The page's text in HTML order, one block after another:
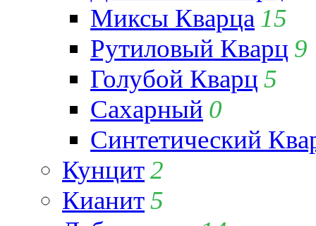
Миксы Кварца 15
Рутиловый Кварц 9
Голубой Кварц 5
Сахарный 0
Синтетический
Кунцит2
Кианит5